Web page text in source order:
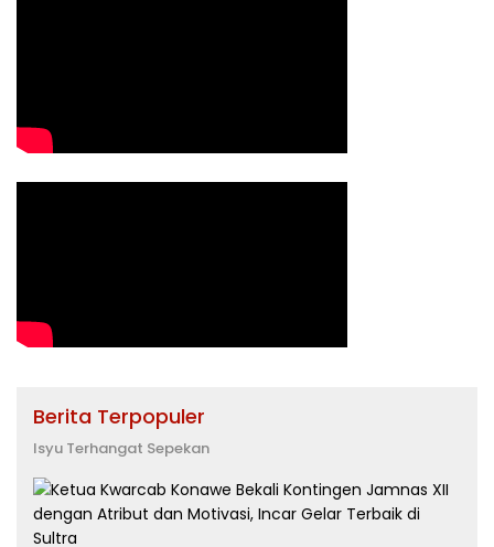
Berita Terpopuler
Isyu Terhangat Sepekan